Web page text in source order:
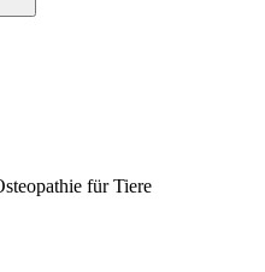
für Tiere